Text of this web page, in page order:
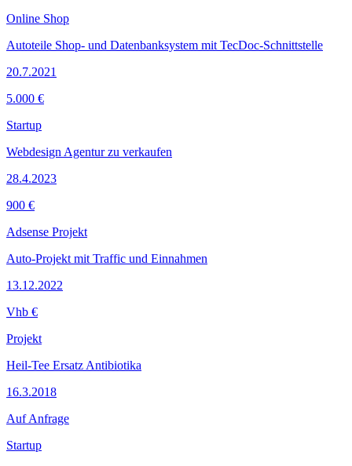
Online Shop
Autoteile Shop- und Datenbanksystem mit TecDoc-Schnittstelle
20.7.2021
5.000 €
Startup
Webdesign Agentur zu verkaufen
28.4.2023
900 €
Adsense Projekt
Auto-Projekt mit Traffic und Einnahmen
13.12.2022
Vhb €
Projekt
Heil-Tee Ersatz Antibiotika
16.3.2018
Auf Anfrage
Startup